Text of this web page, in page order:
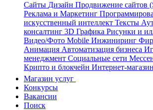
Сайты Дизайн Продвижение сайтов
Реклама и Маркетинг
искусственный интеллект Тексты
консалтинг 3D Графика Рисунки и
Видео/Фото Mobile Инжиниринг
Анимация Автоматизация бизнеса
менеджмент Социальные сети
Крипто и блокчейн Интернет-
Магазин услуг
Конкурсы
Вакансии
Поиск